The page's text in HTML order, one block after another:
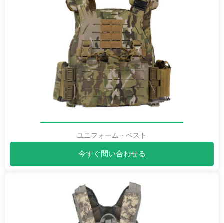
ユニフォーム・ベスト
今すぐ問い合わせる